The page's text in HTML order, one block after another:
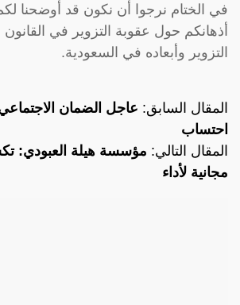
في الختام نرجوا أن نكون قد أوضحنا
أذهانكم حول عقوبة التزوير في
التزوير وأبعاده في السعودية.
المقال السابق:
احتساب
المقال التالي: مؤسسة هيلة العبودي:
مجانية لأداء